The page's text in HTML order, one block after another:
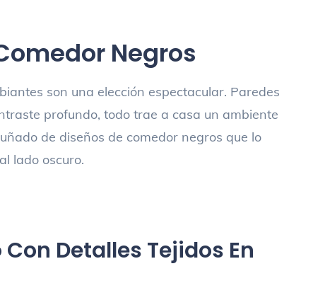
Negros
son una elección espectacular. Paredes
profundo, todo trae a casa un ambiente
de diseños de comedor negros que lo
lado oscuro.
Detalles Tejidos En